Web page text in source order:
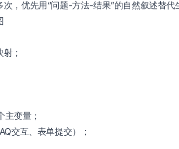
，优先用“问题-方法-结果”的自然叙述替代
；
变量；
交互、表单提交）；